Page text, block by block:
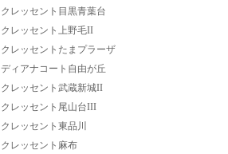
クレッセント目黒青葉台
クレッセント上野毛II
クレッセントたまプラーザ
ディアナコート自由が丘
クレッセント武蔵新城II
クレッセント尾山台III
クレッセント東品川
クレッセント麻布